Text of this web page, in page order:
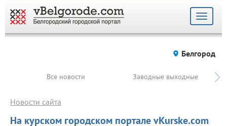
Toggle
Белгород
Все новости Заводные выходные
На курском городском портале vKurske.com
Новости сайта